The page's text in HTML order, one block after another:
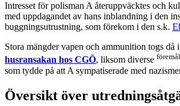
Intresset för polisman A återuppväcktes och
med uppdagandet av hans inblandning i den
buggningsutrustning, som förekom i den s.k.
Stora mängder vapen och ammunition togs då
husransakan hos CGÖ, liksom diverse föremål
som tydde på att A sympatiserade med
Översikt över